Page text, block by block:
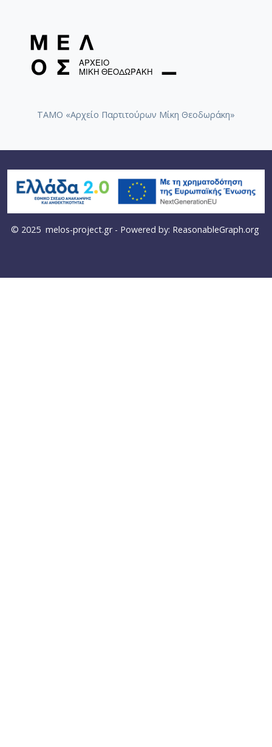
ΤΑΜΟ «Αρχείο Παρτιτούρων Μίκη Θεοδωράκη»
© 2025 melos-project.gr- Powered by: ReasonableGraph.org